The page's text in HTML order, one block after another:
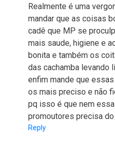
Realmente é uma
mandar que as coisas
cadê que MP se
mais saude, higiene e
bonita e também os
das cachamba levando
enfim mande que
os mais preciso e não
pq isso é que nem
promoutores precisa
Reply